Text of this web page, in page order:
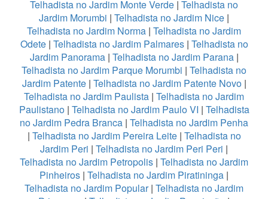
Telhadista no Jardim Monte Verde | Telhadista no
Jardim Morumbi | Telhadista no Jardim Nice |
Telhadista no Jardim Norma | Telhadista no Jardim
Odete| Telhadista no Jardim Palmares| Telhadista no
Jardim Panorama| Telhadista no Jardim Parana|
Telhadista no Jardim Parque Morumbi | Telhadista no
Jardim Patente| Telhadista no Jardim Patente Novo|
Telhadista no Jardim Paulista | Telhadista no Jardim
Paulistano| Telhadista no Jardim Paulo VI | Telhadista
no Jardim Pedra Branca | Telhadista no Jardim Penha
| Telhadista no Jardim Pereira Leite| Telhadista no
Jardim Peri | Telhadista no Jardim Peri Peri |
Telhadista no Jardim Petropolis | Telhadista no Jardim
Pinheiros | Telhadista no Jardim Piratininga |
Telhadista no Jardim Popular| Telhadista no Jardim